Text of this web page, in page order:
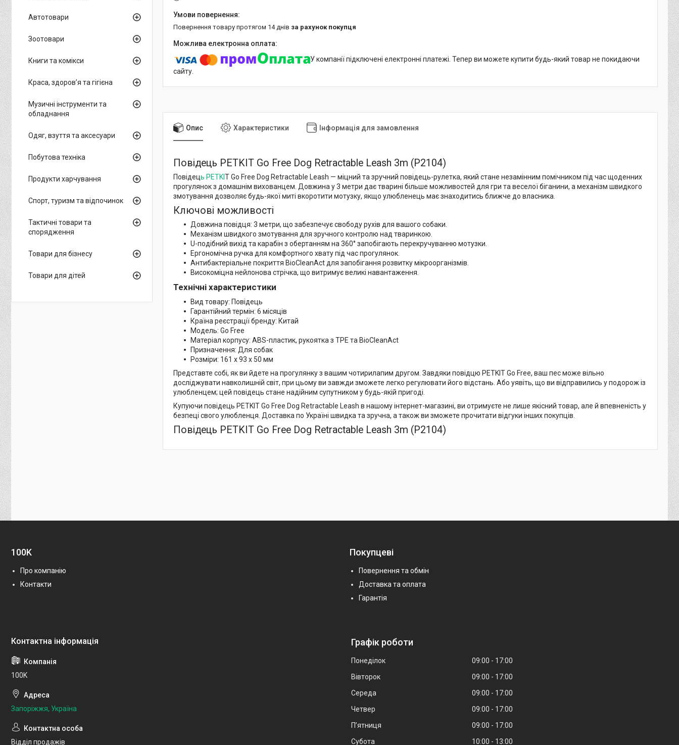
повернення товару протягом 14 днів за рахунок покупця
У компанії підключені електронні платежі. Тепер ви можете купити будь-який товар не покидаючи
сайту.
Опис Характеристики Інформація для замовлення
Повідець PETKIT Go Free Dog Retractable Leash 3m (P2104)
Повідець PETKIT Go Free Dog Retractable Leash — міцний та зручний повідець-рулетка, який стане незамінним помічником під час щоденних
прогулянок з домашнім вихованцем. Довжина у 3 метри дає тварині більше можливостей для гри та веселої біганини, а механізм швидкого
змотування дозволяє будь-якої миті вкоротити мотузку, якщо улюбленець має знаходитись ближче до власника.
Ключові можливості
Довжина повідця: 3 метри, що забезпечує свободу рухів для вашого собаки.
Механізм швидкого змотування для зручного контролю над тваринкою.
U-подібний вихід та карабін з обертанням на 360° запобігають перекручуванню мотузки.
Ергономічна ручка для комфортного хвату під час прогулянок.
Антибактеріальне покриття BioCleanAct для запобігання розвитку мікроорганізмів.
Високоміцна нейлонова стрічка, що витримує великі навантаження.
Технічні характеристики
Вид товару: Повідець
Гарантійний термін: 6 місяців
Країна реєстрації бренду: Китай
Модель: Go Free
Матеріал корпусу: ABS-пластик, рукоятка з TPE та BioCleanAct
Призначення: Для собак
Розміри: 161 х 93 х 50 мм
Представте собі, як ви йдете на прогулянку з вашим чотирилапим другом. Завдяки повідцю PETKIT Go Free, ваш пес може вільно
досліджувати навколишній світ, при цьому ви завжди зможете легко регулювати його відстань. Або уявіть, що ви відправились у подорож із
улюбленцем; цей повідець стане надійним супутником у будь-якій пригоді.
Купуючи повідець PETKIT Go Free Dog Retractable Leash в нашому інтернет-магазині, ви отримуєте не лише якісний товар, але й впевненість у
безпеці свого улюбленця. Доставка по Україні швидка та зручна, а також ви зможете прочитати відгуки інших покупців.
Повідець PETKIT Go Free Dog Retractable Leash 3m (P2104)
Автотовари
Зоотовари
Книги та комікси
Краса, здоров’я та гігієна
Музичні інструменти та
обладнання
Одяг, взуття та аксесуари
Побутова техніка
Продукти харчування
Спорт, туризм та відпочинок
Тактичні товари та
спорядження
Товари для бізнесу
Товари для дітей
100K
Про компанію
Контакти
Покупцеві
Повернення та обмін
Доставка та оплата
Гарантія
100K
Запоріжжя, Україна
Відділ продажів
Графік роботи
Понеділок 09:00
17:00
Вівторок
09:00
17:00
Середа
09:00
17:00
Четвер
09:00
17:00
Пʼятниця
09:00
17:00
Субота
10:00 13:00